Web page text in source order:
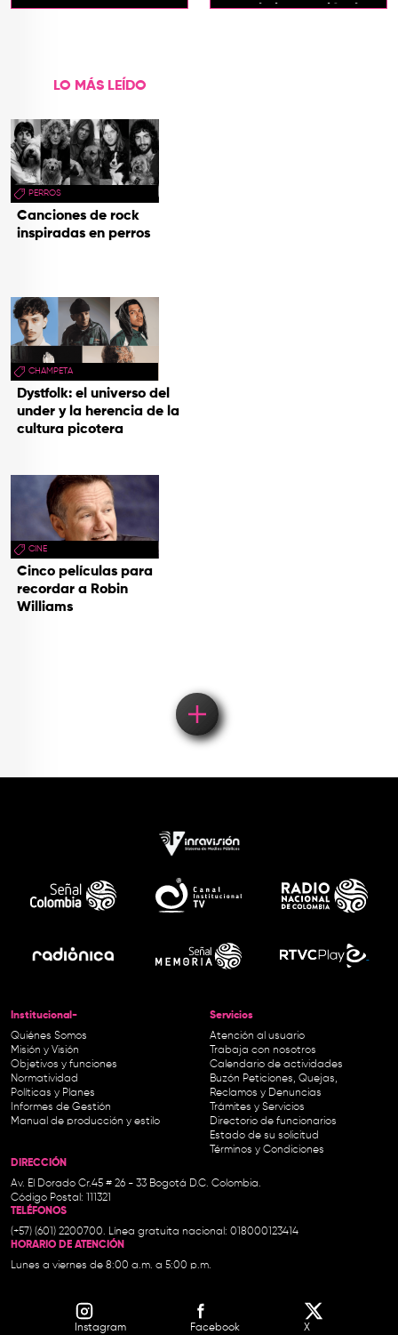
cuenta
desde la innovación, la
LO MÁS LEÍDO
PERROS
Canciones de rock
inspiradas en perros
CHAMPETA
Dystfolk: el universo del
under y la herencia de la
cultura picotera
CINE
Cinco películas para
recordar a Robin
Williams
Institucional-
Quiénes Somos
Misión y Visión
Objetivos y funciones
Normatividad
Políticas y Planes
Informes de Gestión
Manual de producción y estilo
Servicios
Atención al usuario
Trabaja con nosotros
Calendario de actividades
Buzón Peticiones, Quejas,
Reclamos y Denuncias
Trámites y Servicios
Directorio de funcionarios
Estado de su solicitud
Términos y Condiciones
DIRECCIÓN
Av. El Dorado Cr.45 # 26 - 33 Bogotá D.C. Colombia.
Código Postal: 111321
TELÉFONOS
(+57) (601) 2200700. Línea gratuita nacional: 018000123414
HORARIO DE ATENCIÓN
Lunes a viernes de 8:00 a.m. a 5:00 p.m.
Instagram Facebook X